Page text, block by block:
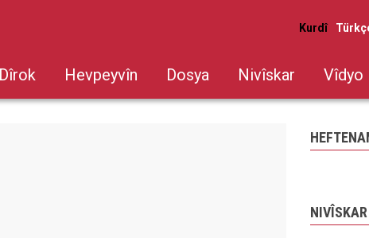
Kurdî
Dîrok Hevpeyvîn Dosya Nivîskar Vîdyo
NIVÎSKAR